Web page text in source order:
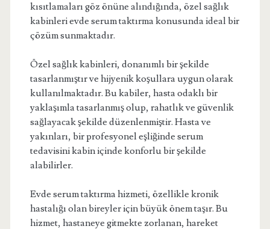
kısıtlamaları göz önüne alındığında, özel sağlık
kabinleri evde serum taktırma konusunda ideal bir
çözüm sunmaktadır.
Özel sağlık kabinleri, donanımlı bir şekilde
tasarlanmıştır ve hijyenik koşullara uygun olarak
kullanılmaktadır. Bu kabiler, hasta odaklı bir
yaklaşımla tasarlanmış olup, rahatlık ve güvenlik
sağlayacak şekilde düzenlenmiştir. Hasta ve
yakınları, bir profesyonel eşliğinde serum
tedavisini kabin içinde konforlu bir şekilde
alabilirler.
Evde serum taktırma hizmeti, özellikle kronik
hastalığı olan bireyler için büyük önem taşır. Bu
hizmet, hastaneye gitmekte zorlanan, hareket